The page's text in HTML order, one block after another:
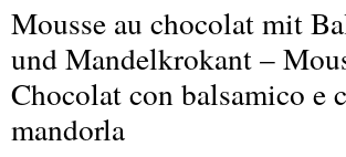
Mousse au chocolat mit
und Mandelkrokant –
Chocolat con balsamico e
mandorla